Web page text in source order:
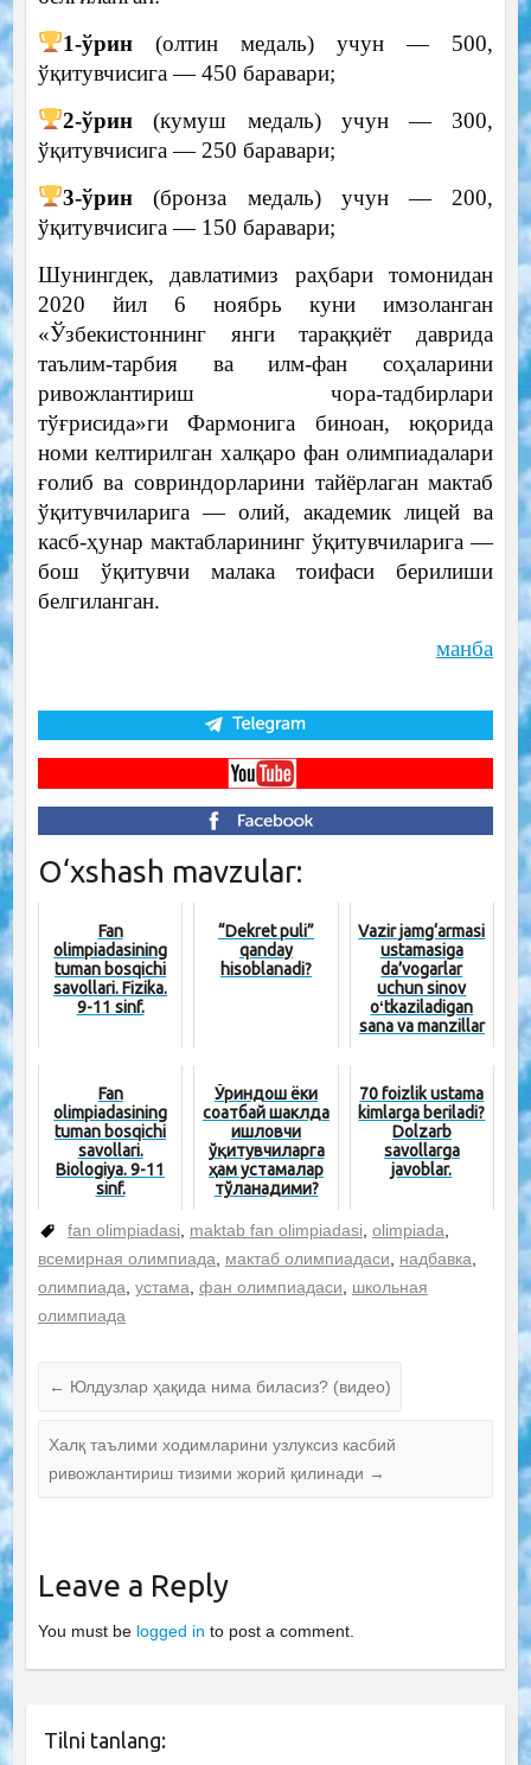
1-ўрин (олтин медаль) учун — 500,
ўқитувчисига — 450 баравари;
2-ўрин (кумуш медаль) учун — 300,
ўқитувчисига — 250 баравари;
3-ўрин (бронза медаль) учун — 200,
ўқитувчисига — 150 баравари;
Шунингдек, давлатимиз раҳбари томонидан
2020 йил 6 ноябрь куни имзоланган
«Ўзбекистоннинг янги тараққиёт даврида
таълим-тарбия ва илм-фан соҳаларини
ривожлантириш чора-тадбирлари
тўғрисида»ги Фармонига биноан, юқорида
номи келтирилган халқаро фан олимпиадалари
ғолиб ва совриндорларини тайёрлаган мактаб
ўқитувчиларига — олий, академик лицей ва
касб-ҳунар мактабларининг ўқитувчиларига —
бош ўқитувчи малака тоифаси берилиши
белгиланган.
манба
O‘xshash mavzular:
Fan
olimpiadasining
tuman bosqichi
savollari. Fizika.
9-11 sinf.
“Dekret puli”
qanday
hisoblanadi?
Vazir jamg‘armasi
ustamasiga
da’vogarlar
uchun sinov
oʻtkaziladigan
sana va manzillar
Fan
olimpiadasining
tuman bosqichi
savollari.
Biologiya. 9-11
sinf.
Ўриндош ёки
соатбай шаклда
ишловчи
ўқитувчиларга
ҳам устамалар
тўланадими?
70 foizlik ustama
kimlarga beriladi?
Dolzarb
savollarga
javoblar.
fan olimpiadasi maktab fan olimpiadasi olimpiada
всемирная олимпиада
мактаб олимпиадаси надбавка
олимпиада устама фан олимпиадаси
школьная
олимпиада
← Юлдузлар ҳақида нима биласиз? (видео)
Халқ таълими ходимларини узлуксиз касбий
ривожлантириш тизими жорий қилинади →
Leave a Reply
You must be logged in to post a comment.
Tilni tanlang: